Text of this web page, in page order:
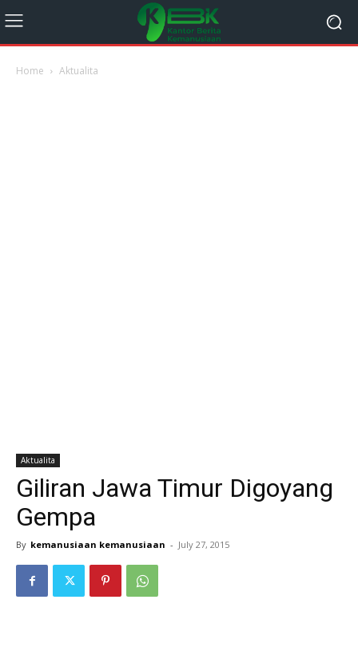
Home Aktualita
Aktualita
Giliran Jawa Timur Digoyang
Gempa
By kemanusiaan kemanusiaan - July 27, 2015